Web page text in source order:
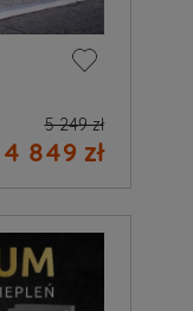
5 249 zł
4 849 zł